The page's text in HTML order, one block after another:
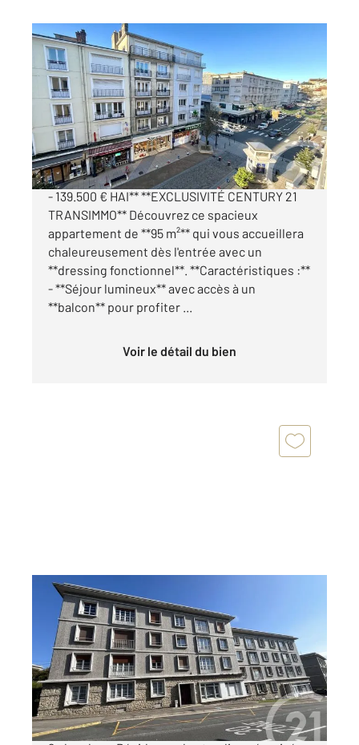
BOULOGNE SUR MER 62
95 m
, 5 pièces
Ref : 18562
Appartement F4 à vendre
139 500 €
**À vendre : Appartement à Boulogne-sur-Mer
- 139.500 € HAI** **EXCLUSIVITÉ CENTURY 21
TRANSIMMO** Découvrez ce spacieux
appartement de **95 m²** qui vous accueillera
chaleureusement dès l'entrée avec un
**dressing fonctionnel**. **Caractéristiques :**
- **Séjour lumineux** avec accès à un
**balcon** pour profiter ...
Voir le détail du bien
BOULOGNE SUR MER 62
87 m2, 4 pièces
Ref : 18143
Appartement F3 à vendre
79 000 €
À VENDRE BOULOGNE-SUR-MER Appartement